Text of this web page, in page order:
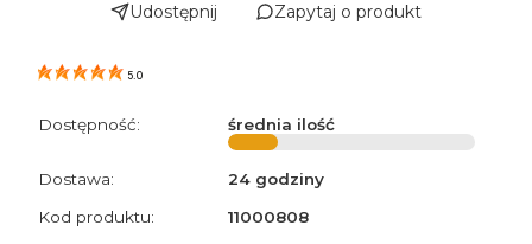
Udostępnij Zapytaj o produkt
5.0
Dostępność: średnia ilość
Dostawa:
24 godziny
Kod produktu:
11000808